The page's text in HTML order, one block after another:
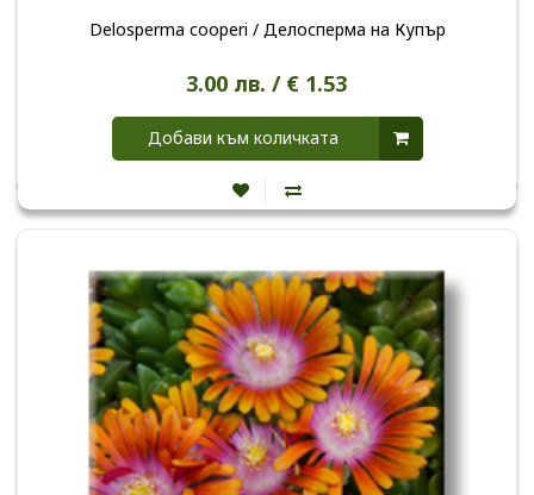
Delosperma cooperi / Делосперма на Купър
3.00 лв. / € 1.53
Добави към количката